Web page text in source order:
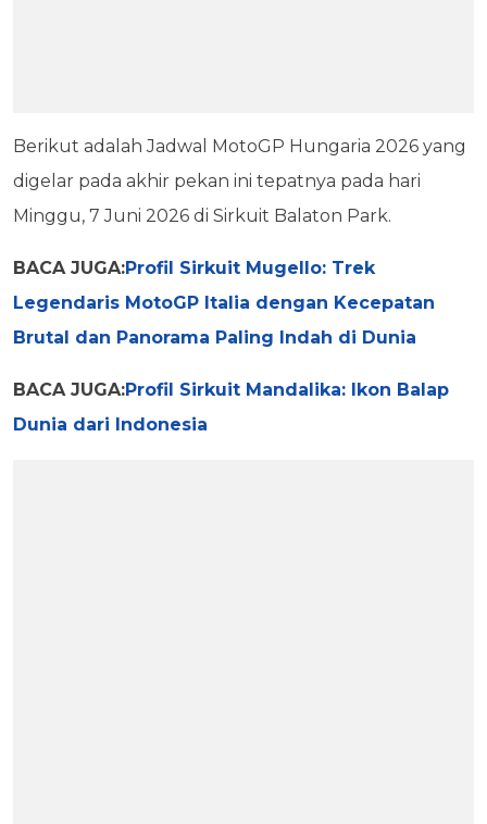
Berikut adalah Jadwal MotoGP Hungaria 2026 yang
digelar pada akhir pekan ini tepatnya pada hari
Minggu, 7 Juni 2026 di Sirkuit Balaton Park.
BACA JUGA:Profil Sirkuit Mugello: Trek
Legendaris MotoGP Italia dengan Kecepatan
Brutal dan Panorama Paling Indah di Dunia
BACA JUGA:Profil Sirkuit Mandalika: Ikon Balap
Dunia dari Indonesia